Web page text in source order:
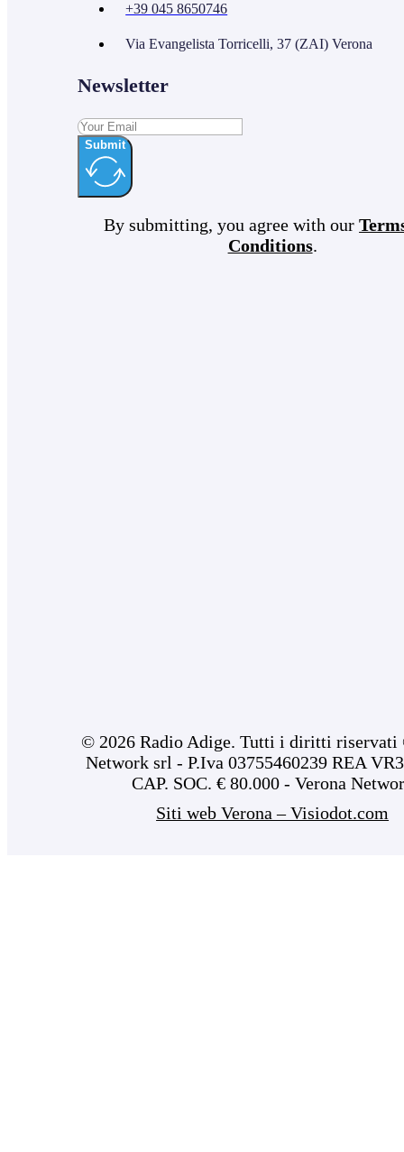
+39 045 8650746
Via Evangelista Torricelli, 37 (ZAI) Verona
Newsletter
Submit
By submitting, you agree with our
Conditions.
© 2026 Radio Adige. Tutti i diritti riservati
Network srl - P.Iva 03755460239 REA
CAP. SOC. € 80.000 - Verona
Siti web Verona – Visiodot.com